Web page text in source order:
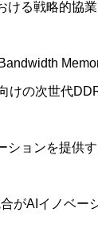
ける戦略的協
けの次世代
ションを提供
がAIイノベー